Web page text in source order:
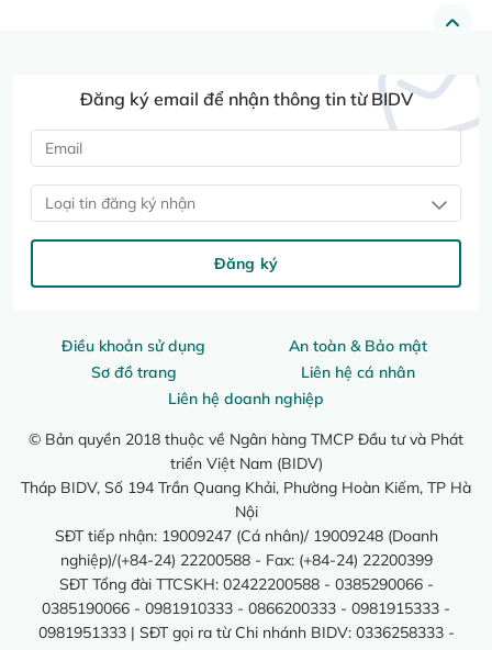
Điều khoản sử dụng
An toàn & Bảo mật
Sơ đồ trang
Liên hệ cá nhân
Liên hệ doanh nghiệp
© Bản quyền 2018 thuộc về Ngân hàng TMCP Đầu tư và Phát
triển Việt Nam (BIDV)
Tháp BIDV, Số 194 Trần Quang Khải, Phường Hoàn Kiếm, TP Hà
Nội
SĐT tiếp nhận: 19009247 (Cá nhân)/ 19009248 (Doanh
nghiệp)/(+84-24) 22200588 - Fax: (+84-24) 22200399
SĐT Tổng đài TTCSKH: 02422200588 - 0385290066 -
0385190066 - 0981910333 - 0866200333 - 0981915333 -
0981951333 | SĐT gọi ra từ Chi nhánh BIDV: 0336258333 -
Đăng ký email để nhận thông tin từ BIDV
Loại tin đăng ký nhận
Đăng ký